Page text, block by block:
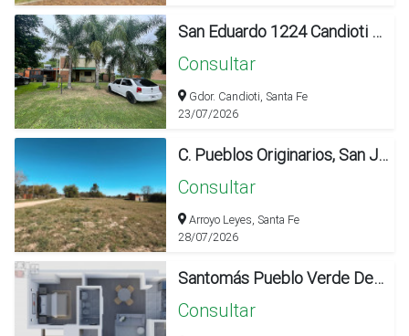
San Eduardo 1224 Candioti Pueblo
Consultar
Gdor. Candioti, Santa Fe
23/07/2026
C. Pueblos Originarios, San Jose Del Rincon
Consultar
Arroyo Leyes, Santa Fe
28/07/2026
Santomás Pueblo Verde Departamento De 1 Dormitorio Con Cochera.
Consultar